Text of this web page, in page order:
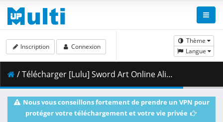
Thème
Langue
Inscription Connexion
/ Télécharger [Lulu] Sword Art Online Alicization - War of Underworld - 11 [BD 1080p Hi10 FLAC][Dual-Audio] .mkv.002 ( 439.49 MB )
Nous vous conseillons fortement de prendre un VPN pour
protéger votre téléchargement et votre vie privée